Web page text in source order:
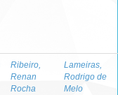
Ribeiro,
Renan
Rocha
Lameiras,
Rodrigo de
Melo